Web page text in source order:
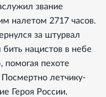
звание
налетом 2717 часов.
за штурвал
нацистов в небе
помогая пехоте
летчику-
Героя России.